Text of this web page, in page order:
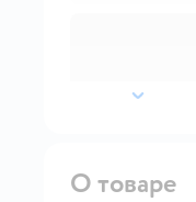
далее
О товаре